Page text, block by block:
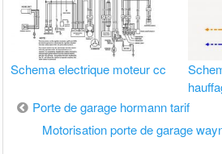
Schema electrique moteur cc
Navigation
Porte de garage hormann tarif
Motorisation porte de garage